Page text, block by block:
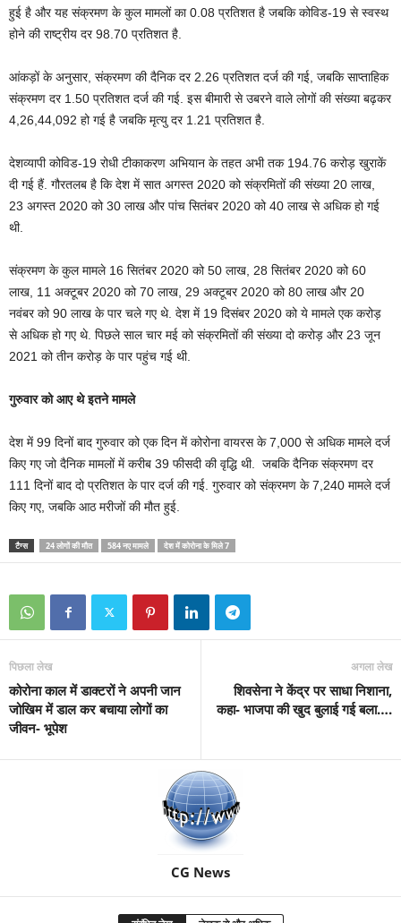
हुई है और यह संक्रमण के कुल मामलों का 0.08 प्रतिशत है जबकि कोविड-19 से स्वस्थ
होने की राष्ट्रीय दर 98.70 प्रतिशत है.
आंकड़ों के अनुसार, संक्रमण की दैनिक दर 2.26 प्रतिशत दर्ज की गई, जबकि साप्ताहिक
संक्रमण दर 1.50 प्रतिशत दर्ज की गई. इस बीमारी से उबरने वाले लोगों की संख्या बढ़कर
4,26,44,092 हो गई है जबकि मृत्यु दर 1.21 प्रतिशत है.
देशव्यापी कोविड-19 रोधी टीकाकरण अभियान के तहत अभी तक 194.76 करोड़ खुराकें
दी गई हैं. गौरतलब है कि देश में सात अगस्त 2020 को संक्रमितों की संख्या 20 लाख,
23 अगस्त 2020 को 30 लाख और पांच सितंबर 2020 को 40 लाख से अधिक हो गई
थी.
संक्रमण के कुल मामले 16 सितंबर 2020 को 50 लाख, 28 सितंबर 2020 को 60
लाख, 11 अक्टूबर 2020 को 70 लाख, 29 अक्टूबर 2020 को 80 लाख और 20
नवंबर को 90 लाख के पार चले गए थे. देश में 19 दिसंबर 2020 को ये मामले एक करोड़
से अधिक हो गए थे. पिछले साल चार मई को संक्रमितों की संख्या दो करोड़ और 23 जून
2021 को तीन करोड़ के पार पहुंच गई थी.
गुरुवार को आए थे इतने मामले
देश में 99 दिनों बाद गुरुवार को एक दिन में कोरोना वायरस के 7,000 से अधिक मामले दर्ज
किए गए जो दैनिक मामलों में करीब 39 फीसदी की वृद्धि थी. जबकि दैनिक संक्रमण दर
111 दिनों बाद दो प्रतिशत के पार दर्ज की गई. गुरुवार को संक्रमण के 7,240 मामले दर्ज
किए गए, जबकि आठ मरीजों की मौत हुई.
टैग्स 24 लोगों की मौत 584 नए मामले देश में कोरोना के मिले 7
पिछला लेख
कोरोना काल में डाक्टरों ने अपनी जान
जोखिम में डाल कर बचाया लोगों का
जीवन- भूपेश
अगला लेख
शिवसेना ने केंद्र पर साधा निशाना,
कहा- भाजपा की खुद बुलाई गई बला….
CG News